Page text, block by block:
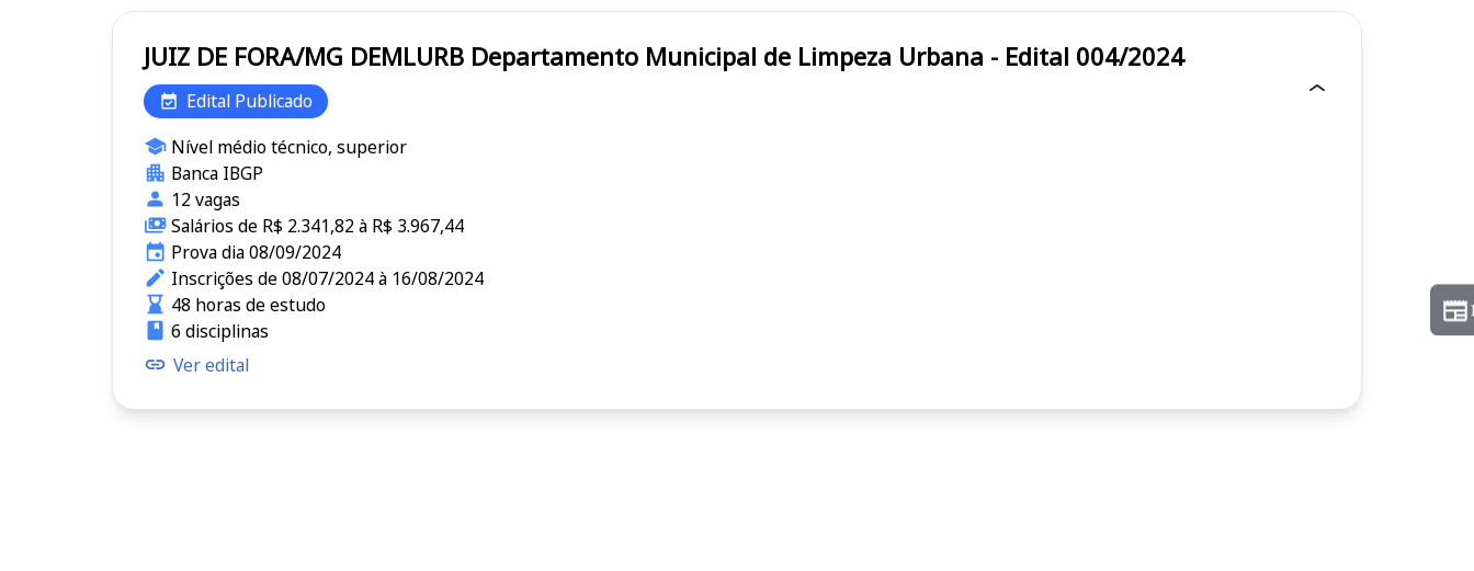
JUIZ DE FORA/MG DEMLURB Departamento Municipal de Limpeza Urbana - Edital 004/2024
Edital Publicado
Nível médio técnico, superior
Banca IBGP
12 vagas
Salários de R$ 2.341,82 à R$ 3.967,44
Prova dia 08/09/2024
Inscrições de 08/07/2024 à 16/08/2024
48 horas de estudo
6 disciplinas
Ver edital